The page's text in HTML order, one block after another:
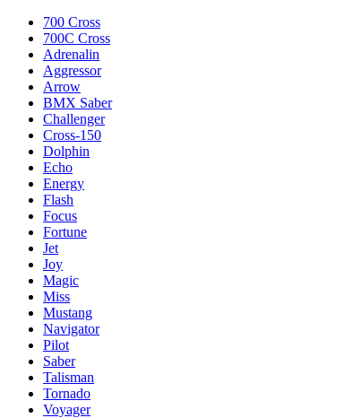
700 Cross
700C Cross
Adrenalin
Aggressor
Arrow
BMX Saber
Challenger
Cross-150
Dolphin
Echo
Energy
Flash
Focus
Fortune
Jet
Joy
Magic
Miss
Mustang
Navigator
Pilot
Saber
Talisman
Tornado
Voyager